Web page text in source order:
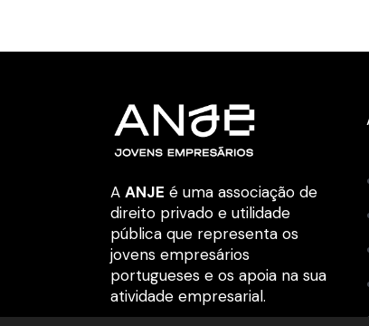
A ANJE é uma associação de
direito privado e utilidade
pública que representa os
jovens empresários
portugueses e os apoia na sua
atividade empresarial.